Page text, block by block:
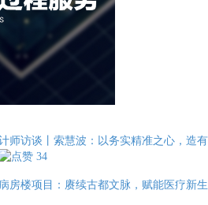
师访谈丨索慧波：以务实精准之心，造有
34
房楼项目：赓续古都文脉，赋能医疗新生